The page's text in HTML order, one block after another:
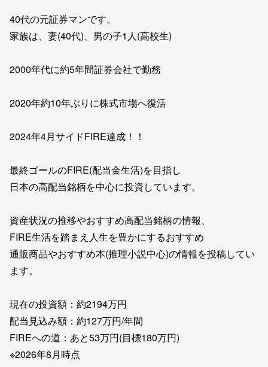
40代の元証券マンです。
家族は、妻(40代)、男の子1人(高校生)
2000年代に約5年間証券会社で勤務
2020年約10年ぶりに株式市場へ復活
2024年4月サイドFIRE達成！！
最終ゴールのFIRE(配当金生活)を目指し
日本の高配当銘柄を中心に投資しています。
資産状況の推移やおすすめ高配当銘柄の情報、
FIRE生活を踏まえ人生を豊かにするおすすめ
通販商品やおすすめ本(推理小説中心)の情報を投稿してい
ます。
現在の投資額：約2194万円
配当見込み額：約127万円/年間
FIREへの道：あと53万円(目標180万円)
※2026年8月時点